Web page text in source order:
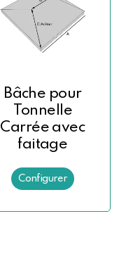
Bâche pour
Tonnelle
Carrée avec
faitage